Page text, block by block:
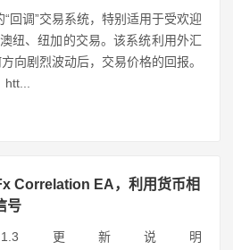
回调”交易系统，特别适用于受欢迎
纽、纽加的交易。该系统利用外汇
向剧烈波动后，交易价格的回报。
Correlation EA，利用货币相
号
更新说明